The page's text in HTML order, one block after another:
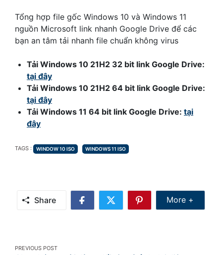
Tổng hợp file gốc Windows 10 và Windows 11
nguồn Microsoft link nhanh Google Drive để các
bạn an tâm tải nhanh file chuẩn không virus
Tải Windows 10 21H2 32 bit link Google Drive:
tại đây
Tải Windows 10 21H2 64 bit link Google Drive:
tại đây
Tải Windows 11 64 bit link Google Drive: tại
đây
TAGS : TAGS
WINDOW 10 ISO WINDOWS 11 ISO
Share
Share
Share
Share
More +
Post
PREVIOUS POST